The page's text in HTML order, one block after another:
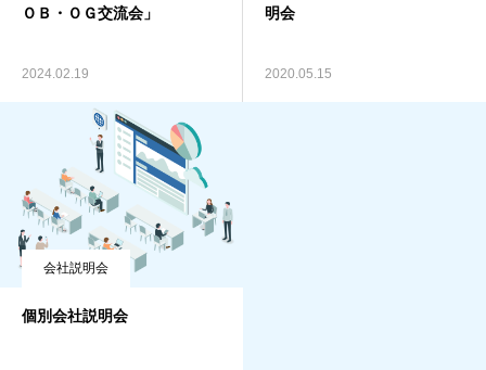
ＯＢ・ＯＧ交流会」
2024.02.19
明会
2020.05.15
会社説明会
個別会社説明会